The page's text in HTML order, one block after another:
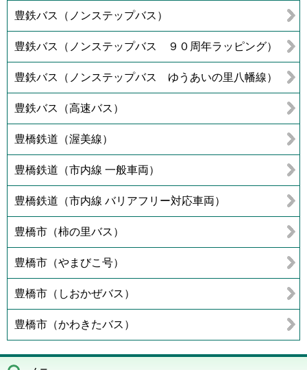
豊鉄バス（ノンステップバス）
豊鉄バス（ノンステップバス ９０周年ラッピング）
豊鉄バス（ノンステップバス ゆうあいの里八幡線）
豊鉄バス（高速バス）
豊橋鉄道（渥美線）
豊橋鉄道（市内線 一般車両）
豊橋鉄道（市内線 バリアフリー対応車両）
豊橋市（柿の里バス）
豊橋市（やまびこ号）
豊橋市（しおかぜバス）
豊橋市（かわきたバス）